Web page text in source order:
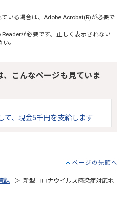
いる場合は、Adobe Acrobat(R)が必要で
が必要です。正しく表示されない
。
こんなページも見ていま
て、現金5千円を支給します
ページの先頭へ
課 ＞ 新型コロナウイルス感染症対応地